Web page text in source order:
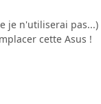
je n'utiliserai pas...)
cette Asus !